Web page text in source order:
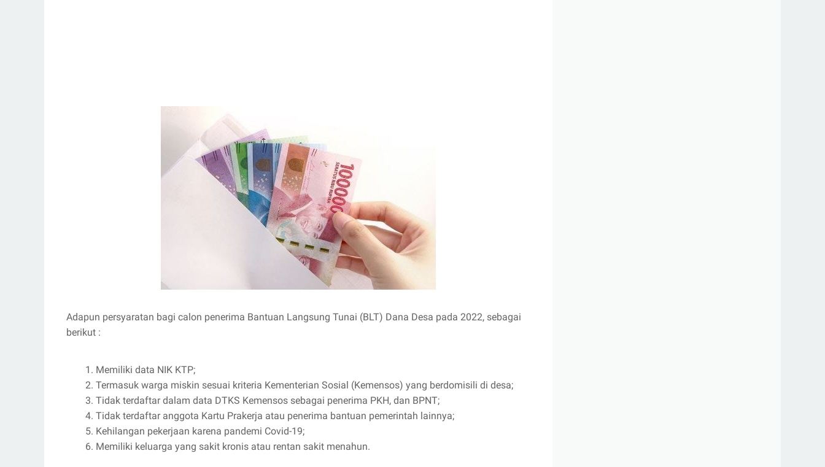
Adapun persyaratan bagi calon penerima Bantuan Langsung Tunai (BLT) Dana Desa pada 2022, sebagai
berikut :
Memiliki data NIK KTP;
Termasuk warga miskin sesuai kriteria Kementerian Sosial (Kemensos) yang berdomisili di desa;
Tidak terdaftar dalam data DTKS Kemensos sebagai penerima PKH, dan BPNT;
Tidak terdaftar anggota Kartu Prakerja atau penerima bantuan pemerintah lainnya;
Kehilangan pekerjaan karena pandemi Covid-19;
Memiliki keluarga yang sakit kronis atau rentan sakit menahun.